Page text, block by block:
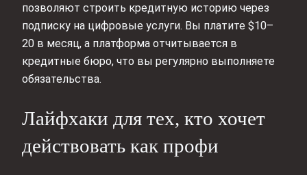
позволяют строить кредитную историю через
подписку на цифровые услуги. Вы платите $10–
20 в месяц, а платформа отчитывается в
кредитные бюро, что вы регулярно выполняете
обязательства.
Лайфхаки для тех, кто хочет
действовать как профи